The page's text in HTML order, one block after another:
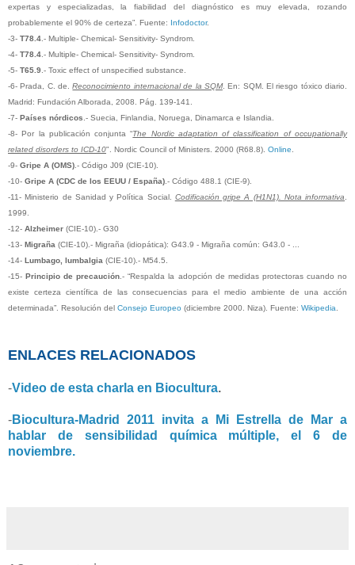
expertas y especializadas, la fiabilidad del diagnóstico es muy elevada, rozando
probablemente el 90% de certeza”. Fuente: Infodoctor.
-3- T78.4 .- Multiple- Chemical- Sensitivity- Syndrom.
-4- T78.4 .- Multiple- Chemical- Sensitivity- Syndrom.
-5- T65.9 .- Toxic effect of unspecified substance.
-6- Prada, C. de.Reconocimiento internacional de la SQM. En: SQM. El riesgo tóxico diario.
Madrid: Fundación Alborada, 2008. Pág. 139-141.
-7- Países nórdicos .- Suecia, Finlandia, Noruega, Dinamarca e Islandia.
-8- Por la publicación conjunta “The Nordic adaptation of classification of occupationally
related disorders to ICD-10". Nordic Council of Ministers. 2000 (R68.8). Online
-9- Gripe A (OMS) .- Código J09 (CIE-10).
-10- Gripe A (CDC de los EEUU / España) .- Código 488.1 (CIE-9).
-11- Ministerio de Sanidad y Política Social. Codificación gripe A (H1N1). Nota informativa
1999.
-12- Alzheimer (CIE-10).- G30
-13- Migraña (CIE-10).- Migraña (idiopática): G43.9 - Migraña común: G43.0 - ...
-14- Lumbago, lumbalgia (CIE-10).- M54.5.
-15-Principio de precaución .- “Respalda la adopción de medidas protectoras cuando no
existe certeza científica de las consecuencias para el medio ambiente de una acción
determinada”. Resolución del Consejo Europeo (diciembre 2000. Niza). Fuente: Wikipedia
ENLACES RELACIONADOS
-Video de esta charla en Biocultura.
-Biocultura-Madrid 2011 invita a Mi Estrella de Mar a
hablar de sensibilidad química múltiple, el 6 de
noviembre.